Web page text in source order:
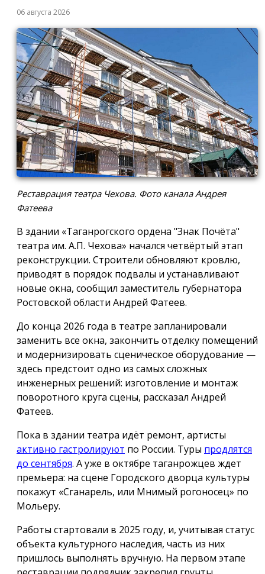
06 августа 2026
Реставрация театра Чехова. Фото канала Андрея
Фатеева
В здании «Таганрогского ордена "Знак Почёта"
театра им. А.П. Чехова» начался четвёртый этап
реконструкции. Строители обновляют кровлю,
приводят в порядок подвалы и устанавливают
новые окна, сообщил заместитель губернатора
Ростовской области Андрей Фатеев.
До конца 2026 года в театре запланировали
заменить все окна, закончить отделку помещений
и модернизировать сценическое оборудование —
здесь предстоит одно из самых сложных
инженерных решений: изготовление и монтаж
поворотного круга сцены, рассказал Андрей
Фатеев.
Пока в здании театра идёт ремонт, артисты
активно гастролируют по России. Туры продлятся
до сентября. А уже в октябре таганрожцев ждет
премьера: на сцене Городского дворца культуры
покажут «Сганарель, или Мнимый рогоносец» по
Мольеру.
Работы стартовали в 2025 году, и, учитывая статус
объекта культурного наследия, часть из них
пришлось выполнять вручную. На первом этапе